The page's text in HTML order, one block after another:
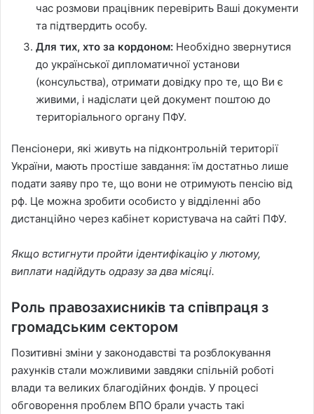
час розмови працівник перевірить Ваші документи
та підтвердить особу.
Для тих, хто за кордоном: Необхідно звернутися
до української дипломатичної установи
(консульства), отримати довідку про те, що Ви є
живими, і надіслати цей документ поштою до
територіального органу ПФУ.
Пенсіонери, які живуть на підконтрольній території
України, мають простіше завдання: їм достатньо лише
подати заяву про те, що вони не отримують пенсію від
рф. Це можна зробити особисто у відділенні або
дистанційно через кабінет користувача на сайті ПФУ.
Якщо встигнути пройти ідентифікацію у лютому,
виплати надійдуть одразу за два місяці.
Роль правозахисників та співпраця з
громадським сектором
Позитивні зміни у законодавстві та розблокування
рахунків стали можливими завдяки спільній роботі
влади та великих благодійних фондів. У процесі
обговорення проблем ВПО брали участь такі